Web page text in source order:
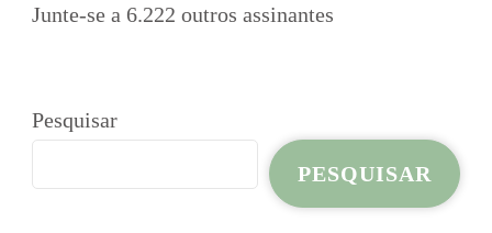
Junte-se a 6.222 outros assinantes
Pesquisar
PESQUISAR